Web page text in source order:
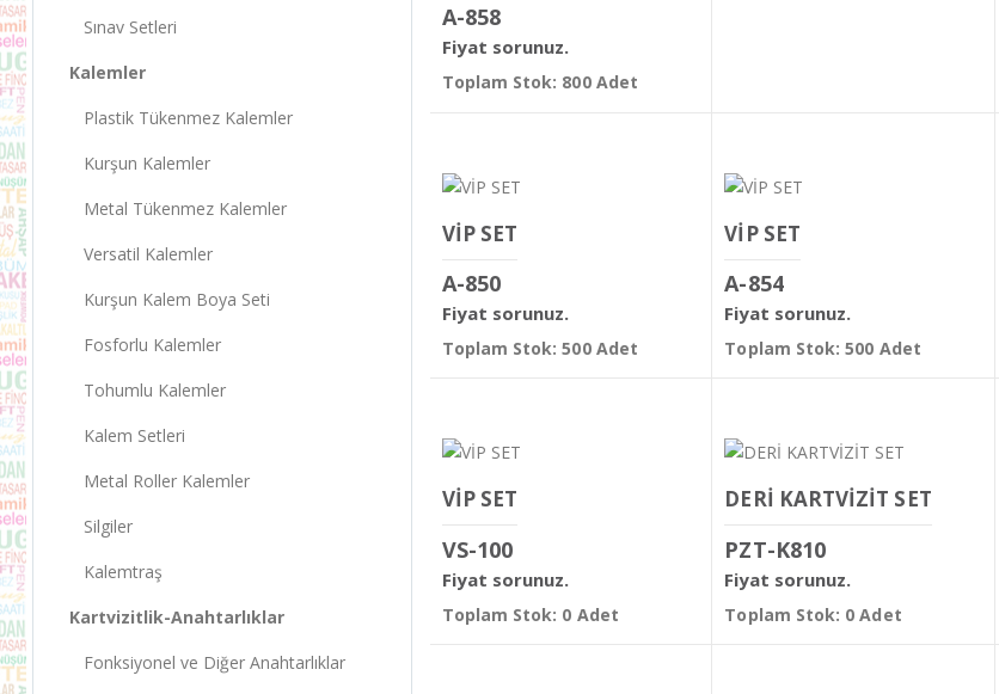
Sınav Setleri
Kalemler
Plastik Tükenmez Kalemler
Kurşun Kalemler
Metal Tükenmez Kalemler
Versatil Kalemler
Kurşun Kalem Boya Seti
Fosforlu Kalemler
Tohumlu Kalemler
Kalem Setleri
Metal Roller Kalemler
Silgiler
Kalemtraş
Kartvizitlik-Anahtarlıklar
Fonksiyonel ve Diğer Anahtarlıklar
A-858
Fiyat sorunuz.
Toplam Stok: 800 Adet
VİP SET
A-850
Fiyat sorunuz.
Toplam Stok: 500 Adet
VİP SET
A-854
Fiyat sorunuz.
Toplam Stok: 500 Adet
VİP SET
VS-100
Fiyat sorunuz.
Toplam Stok: 0 Adet
DERİ KARTVİZİT SET
PZT-K810
Fiyat sorunuz.
Toplam Stok: 0 Adet